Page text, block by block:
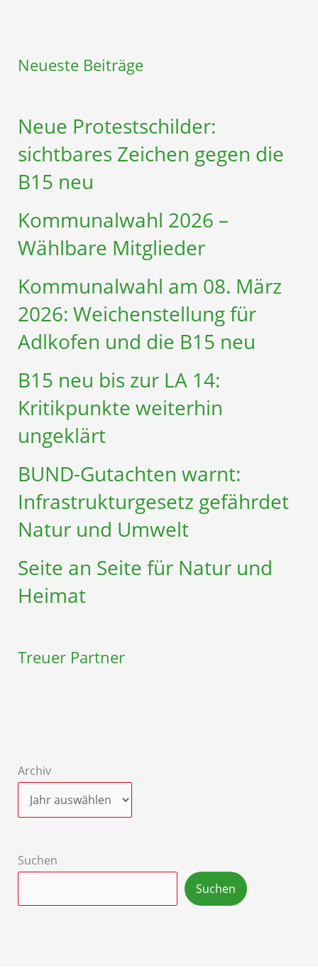
Neueste Beiträge
Neue Protestschilder:
sichtbares Zeichen gegen die
B15 neu
Kommunalwahl 2026 –
Wählbare Mitglieder
Kommunalwahl am 08. März
2026: Weichenstellung für
Adlkofen und die B15 neu
B15 neu bis zur LA 14:
Kritikpunkte weiterhin
ungeklärt
BUND-Gutachten warnt:
Infrastruktur­gesetz gefährdet
Natur und Umwelt
Seite an Seite für Natur und
Heimat
Treuer Partner
Archiv
Suchen
Suchen